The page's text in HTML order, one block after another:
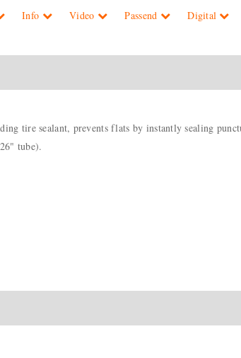
Info Video Passend Digital
tire sealant, prevents flats by instantly sealing
tube).